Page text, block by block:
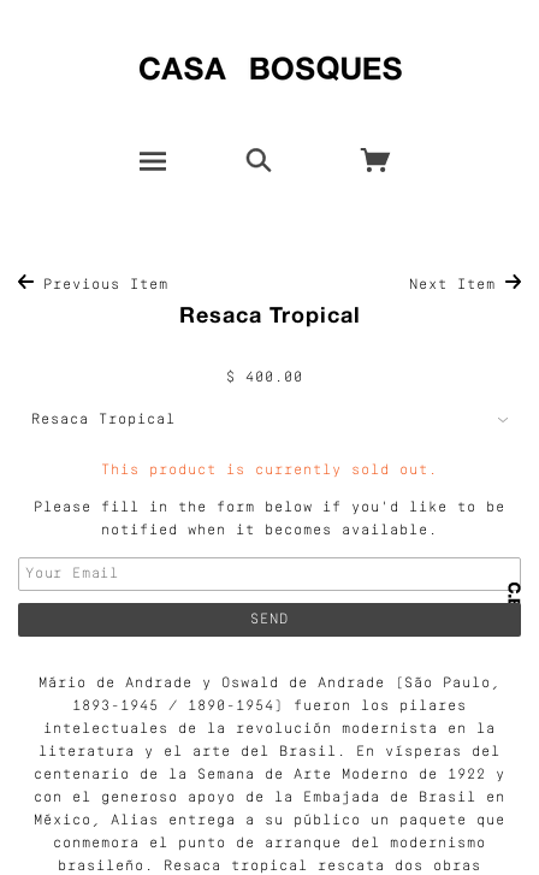
Previous Item Next Item
Resaca Tropical
$ 400.00
This product is currently sold out.
Please fill in the form below if you'd like to be
notified when it becomes available.
Mário de Andrade y Oswald de Andrade (São Paulo,
1893-1945 / 1890-1954) fueron los pilares
intelectuales de la revolución modernista en la
literatura y el arte del Brasil. En vísperas del
centenario de la Semana de Arte Moderno de 1922 y
con el generoso apoyo de la Embajada de Brasil en
México, Alias entrega a su público un paquete que
conmemora el punto de arranque del modernismo
brasileño. Resaca tropical rescata dos obras